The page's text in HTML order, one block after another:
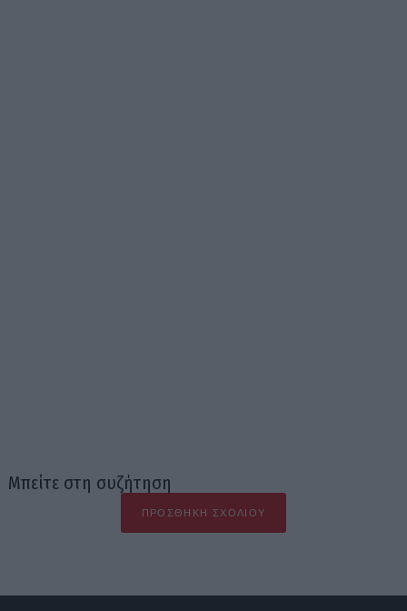
Μπείτε στη συζήτηση
ΠΡΟΣΘΉΚΗ ΣΧΟΛΊΟΥ